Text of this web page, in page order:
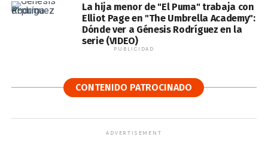
La hija menor de "El Puma" trabaja con
Elliot Page en "The Umbrella Academy":
Dónde ver a Génesis Rodríguez en la
serie (VIDEO)
PUBLICIDAD
CONTENIDO PATROCINADO
ADVERTISEMENT